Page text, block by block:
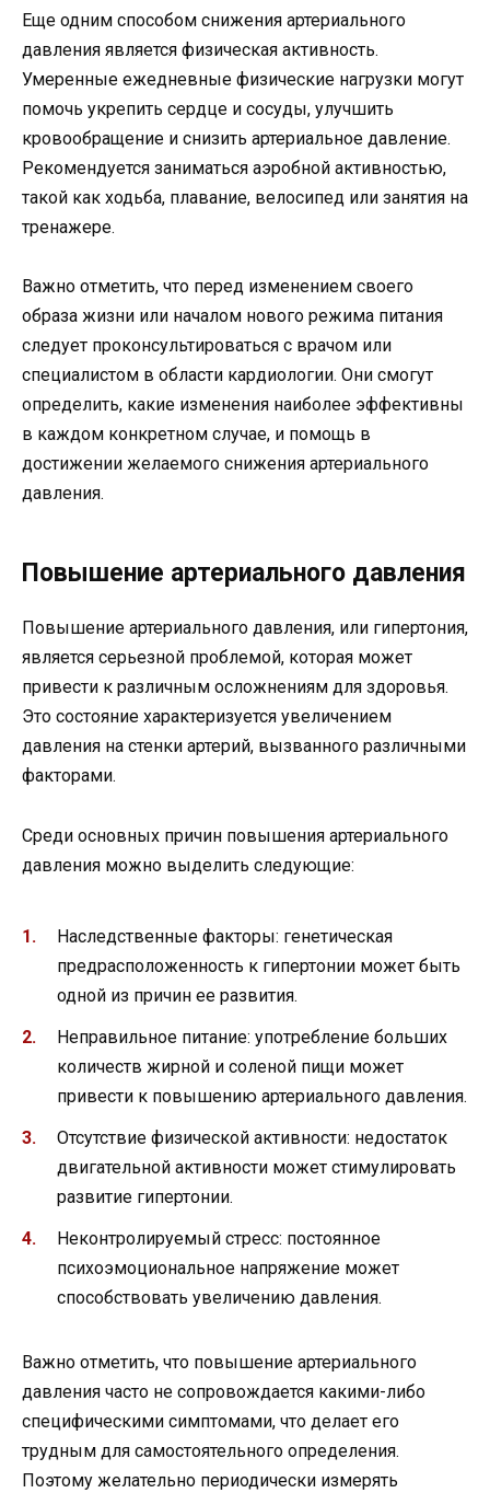
Еще одним способом снижения артериального
давления является физическая активность.
Умеренные ежедневные физические нагрузки могут
помочь укрепить сердце и сосуды, улучшить
кровообращение и снизить артериальное давление.
Рекомендуется заниматься аэробной активностью,
такой как ходьба, плавание, велосипед или занятия на
тренажере.
Важно отметить, что перед изменением своего
образа жизни или началом нового режима питания
следует проконсультироваться с врачом или
специалистом в области кардиологии. Они смогут
определить, какие изменения наиболее эффективны
в каждом конкретном случае, и помощь в
достижении желаемого снижения артериального
давления.
Повышение артериального давления
Повышение артериального давления, или гипертония,
является серьезной проблемой, которая может
привести к различным осложнениям для здоровья.
Это состояние характеризуется увеличением
давления на стенки артерий, вызванного различными
факторами.
Среди основных причин повышения артериального
давления можно выделить следующие:
Наследственные факторы: генетическая
предрасположенность к гипертонии может быть
одной из причин ее развития.
Неправильное питание: употребление больших
количеств жирной и соленой пищи может
привести к повышению артериального давления.
Отсутствие физической активности: недостаток
двигательной активности может стимулировать
развитие гипертонии.
Неконтролируемый стресс: постоянное
психоэмоциональное напряжение может
способствовать увеличению давления.
Важно отметить, что повышение артериального
давления часто не сопровождается какими-либо
специфическими симптомами, что делает его
трудным для самостоятельного определения.
Поэтому желательно периодически измерять